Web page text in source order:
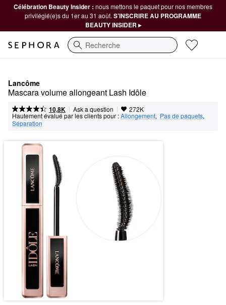
Célébration Beauty Insider : nous mettons le paquet pour nos membres
privilégié(e)s du 1er au 31 août. S’INSCRIRE AU PROGRAMME
BEAUTY INSIDER ▸
Recherche
Lancôme
Mascara volume allongeant Lash Idôle
10,8K | Ask a question | 272K
Hautement évalué par les clients pour :Allongement, Pas de paquets,
Séparation